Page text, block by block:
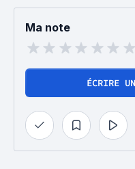
Ma note
ÉCRIRE